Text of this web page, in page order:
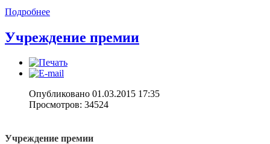
Подробнее
Учреждение премии
Опубликовано 01.03.2015 17:35
Просмотров: 34524
Учреждение премии